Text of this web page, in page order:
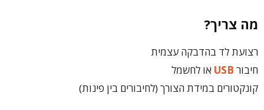
מה צריך?
רצועת לד בהדבקה עצמית
חיבור USB או לחשמל
קונקטורים במידת הצורך (לחיבורים בין פינות)